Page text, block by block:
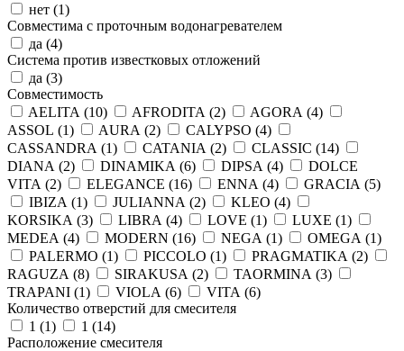
нет (1)
Совместима с проточным водонагревателем
да (4)
Система против известковых отложений
да (3)
Совместимость
AELITA (10) AFRODITA (2) AGORA (4)
ASSOL (1) AURA (2) CALYPSO (4)
CASSANDRA (1) CATANIA (2) CLASSIC (14)
DIANA (2) DINAMIKA (6) DIPSA (4)
DOLCE
VITA (2) ELEGANCE (16) ENNA (4) GRACIA (5)
IBIZA (1) JULIANNA (2) KLEO (4)
KORSIKA (3) LIBRA (4) LOVE (1) LUXE (1)
MEDEA (4) MODERN (16) NEGA (1) OMEGA (1)
PALERMO (1) PICCOLO (1) PRAGMATIKA (2)
RAGUZA (8) SIRAKUSA (2) TAORMINA (3)
TRAPANI (1) VIOLA (6) VITA (6)
Количество отверстий для смесителя
1 (1) 1 (14)
Расположение смесителя